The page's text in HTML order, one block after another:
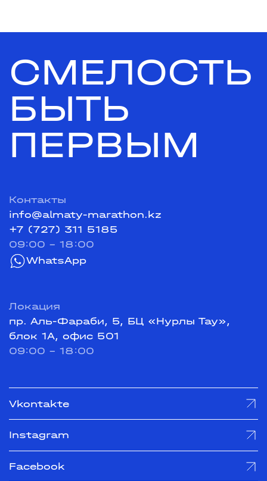
СМЕЛОСТЬ
БЫТЬ
ПЕРВЫМ
Контакты
info@almaty-marathon.kz
+7 (727) 311 5185
09:00 - 18:00
WhatsApp
Локация
пр. Аль-Фараби, 5, БЦ «Нурлы Тау»,
блок 1А, офис 501
09:00 - 18:00
Vkontakte
Instagram
Facebook